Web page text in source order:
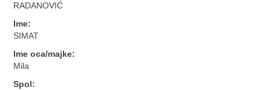
RADANOVIĆ
Ime:
SIMAT
Ime oca/majke:
Mila
Spol: